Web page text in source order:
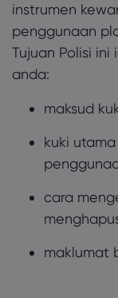
instrumen
penggunaan
Tujuan Polisi
anda:
maksud
kuki
cara
maklumat